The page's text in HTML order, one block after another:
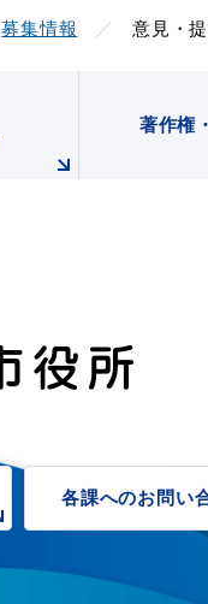
募集情報 意見・
著作権
各課へのお問い